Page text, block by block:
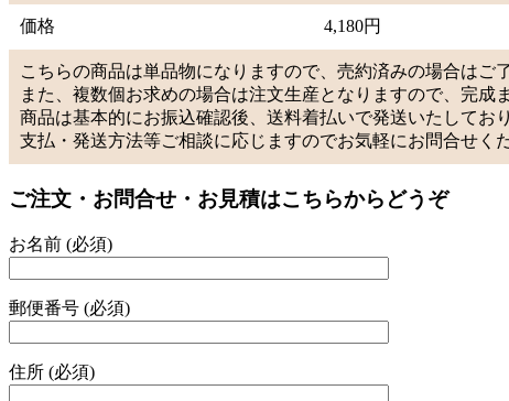
価格 4,180円
こちらの商品は単品物になりますので、売約済みの場合はご
また、複数個お求めの場合は注文生産となりますので、完成
商品は基本的にお振込確認後、送料着払いで発送いたしてお
支払・発送方法等ご相談に応じますのでお気軽にお問合せくだ
ご注文・お問合せ・お見積はこちらからどうぞ
お名前 (必須)
郵便番号 (必須)
住所 (必須)